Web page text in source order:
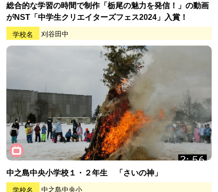
総合的な学習の時間で制作「栃尾の魅力を発信！」の動画
がNST「中学生クリエイターズフェス2024」入賞！
学校名 刈谷田中
中之島中央小学校１・２年生 「さいの神」
学校名 中之島中央小